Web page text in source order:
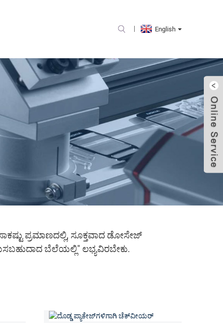
English
ಪ್ರಮಾಣದಲ್ಲಿ, ಸೂಕ್ತವಾದ ಡೋಸೇಜ್
ಬೆಲೆಯಲ್ಲಿ" ಲಭ್ಯವಿರಬೇಕು.